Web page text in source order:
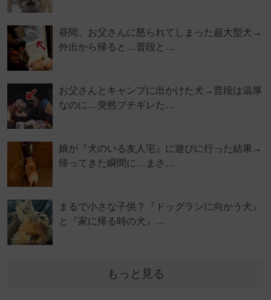
昼間、お父さんに怒られてしまった超大型犬→
外出から帰ると…普段と…
お父さんとキャンプに出かけた犬→普段は温厚
なのに…突然ブチギレた…
娘が『犬のいる友人宅』に遊びに行った結果→
帰ってきた瞬間に…まさ…
まるで小さな子供？『ドッグランに向かう犬』
と『家に帰る時の犬』…
もっと見る